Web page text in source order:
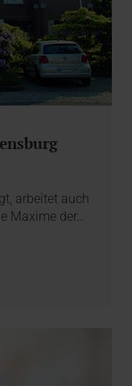
arbeitet auch
Maxime der…